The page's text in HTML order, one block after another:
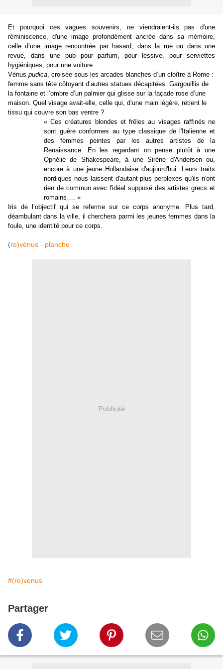
Et pourquoi ces vagues souvenirs, ne viendraient-ils pas d'une
réminiscence, d'une image profondément ancrée dans sa mémoire,
celle d’une image rencontrée par hasard, dans la rue ou dans une
revue, dans une pub pour parfum, pour lessive, pour serviettes
hygiéniques, pour une voiture…
Vénus pudica, croisée sous les arcades blanches d’un cloître à Rome :
femme sans tête côtoyant d’autres statues décapitées. Gargouillis de
la fontaine et l’ombre d’un palmier qui glisse sur la façade rose d’une
maison. Quel visage avait-elle, celle qui, d’une main légère, retient le
tissu qui couvre son bas ventre ?
« Ces créatures blondes et frêles au visages raffinés ne
sont guère conformes au type classique de l'Italienne et
des femmes peintes par les autres artistes de
la
Renaissance. Enles regardant on pense plutôt à une
Ophélie de Shakespeare, à une Sirène d'Andersen ou,
encore à une jeune Hollandaise d'aujourd'hui. Leurs traits
nordiques nous laissent d'autant plus perplexes qu'ils n'ont
rien de commun avec l'idéal supposé des artistes grecs et
romains…. »
Iris de l’objectif qui se referme sur ce corps anonyme. Plus tard,
déambulant dans la ville, il cherchera parmi les jeunes femmes dans la
foule, une identité pour ce corps.
(re)vénus - planche
Publicité
#(re)venus
Partager